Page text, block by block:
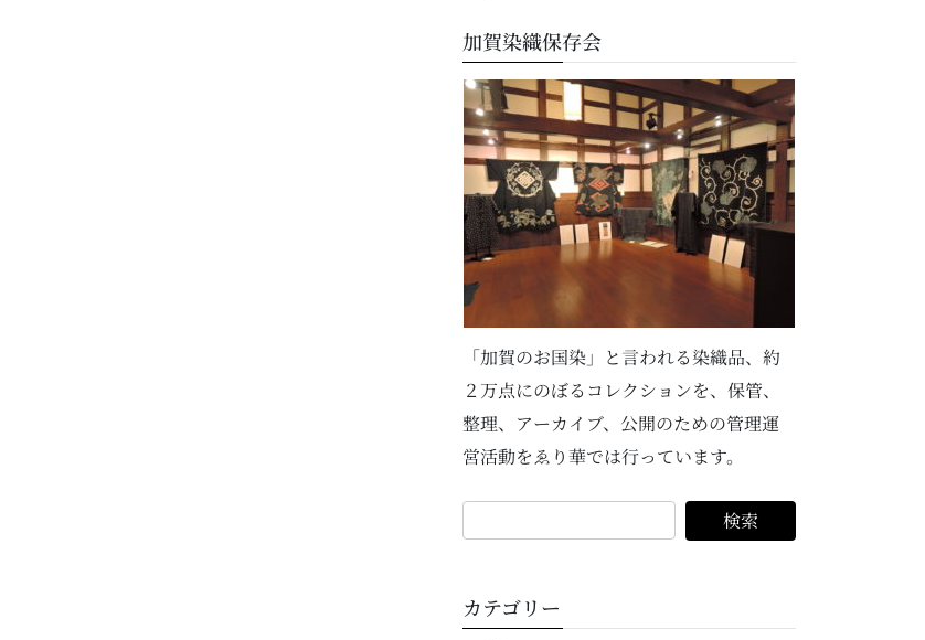
加賀染織保存会
「加賀のお国染」と言われる染織品、約
２万点にのぼるコレクションを、保管、
整理、アーカイブ、公開のための管理運
営活動をゑり華では行っています。
カテゴリー